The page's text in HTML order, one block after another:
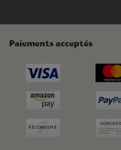
Paiements acceptés